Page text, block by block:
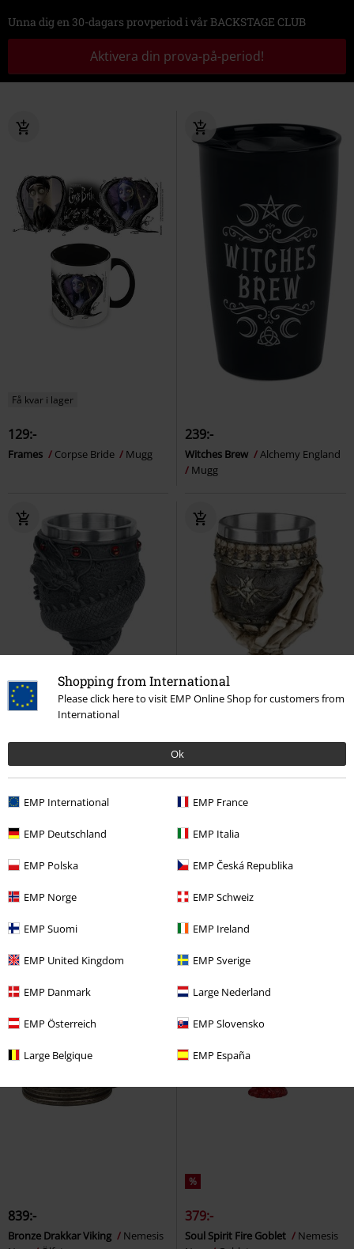
Shopping from International
Please click here to visit EMP Online Shop for customers from
International
Ok
EMP International EMP France
EMP Deutschland EMP Italia
EMP Polska EMP Česká Republika
EMP Norge EMP Schweiz
EMP Suomi EMP Ireland
EMP United Kingdom EMP Sverige
EMP Danmark Large Nederland
EMP Österreich EMP Slovensko
Large Belgique EMP España
Unna dig en 30-dagars provperiod i vår BACKSTAGE CLUB
Aktivera din prova-på-period!
Få kvar i lager
129:-
Frames Corpse Bride Mugg
239:-
Witches Brew
Alchemy England
Mugg
359:-
Now
Goblet
299:-
Goblet
839:-
Bronze Drakkar Viking
Nemesis
%
379:-
Soul Spirit Fire Goblet
Nemesis